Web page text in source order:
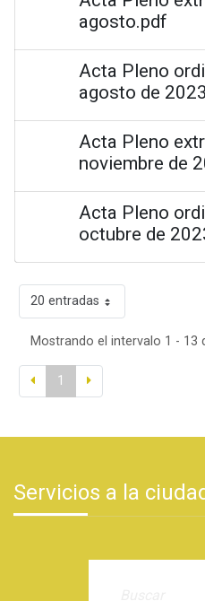
agosto.pdf
Acta Pleno
agosto de
Acta Pleno
noviembre de
Acta Pleno
octubre de
20 entradas
Mostrando el intervalo 1 - 13
1
Servicios a la